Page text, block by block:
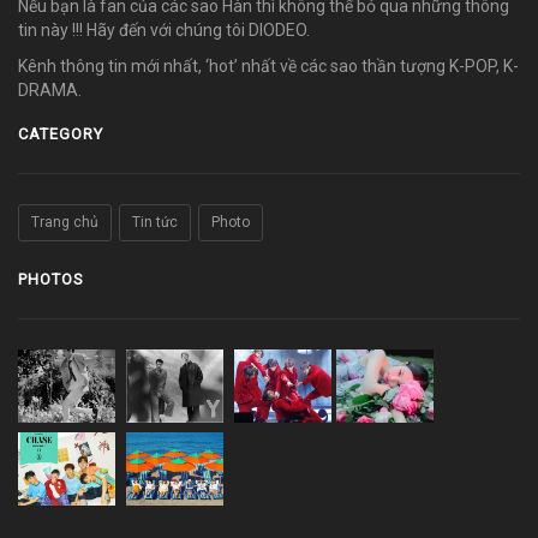
Nếu bạn là fan của các sao Hàn thì không thể bỏ qua những thông
tin này !!! Hãy đến với chúng tôi DIODEO.
Kênh thông tin mới nhất, ‘hot’ nhất về các sao thần tượng K-POP, K-
DRAMA.
CATEGORY
Trang chủ Tin tức Photo
PHOTOS